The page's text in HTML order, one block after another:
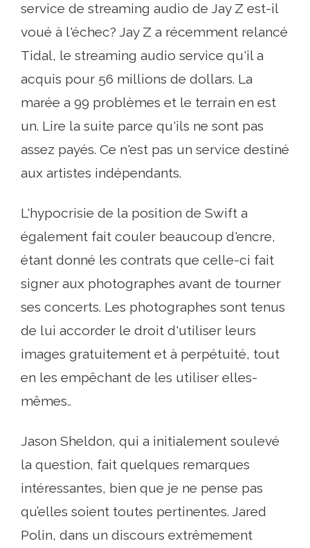
service de streaming audio de Jay Z est-il
voué à l'échec? Jay Z a récemment relancé
Tidal, le streaming audio service qu'il a
acquis pour 56 millions de dollars. La
marée a 99 problèmes et le terrain en est
un. Lire la suite parce qu'ils ne sont pas
assez payés. Ce n'est pas un service destiné
aux artistes indépendants.
L'hypocrisie de la position de Swift a
également fait couler beaucoup d'encre,
étant donné les contrats que celle-ci fait
signer aux photographes avant de tourner
ses concerts. Les photographes sont tenus
de lui accorder le droit d'utiliser leurs
images gratuitement et à perpétuité, tout
en les empêchant de les utiliser elles-
mêmes..
Jason Sheldon, qui a initialement soulevé
la question, fait quelques remarques
intéressantes, bien que je ne pense pas
qu’elles soient toutes pertinentes. Jared
Polin, dans un discours extrêmement